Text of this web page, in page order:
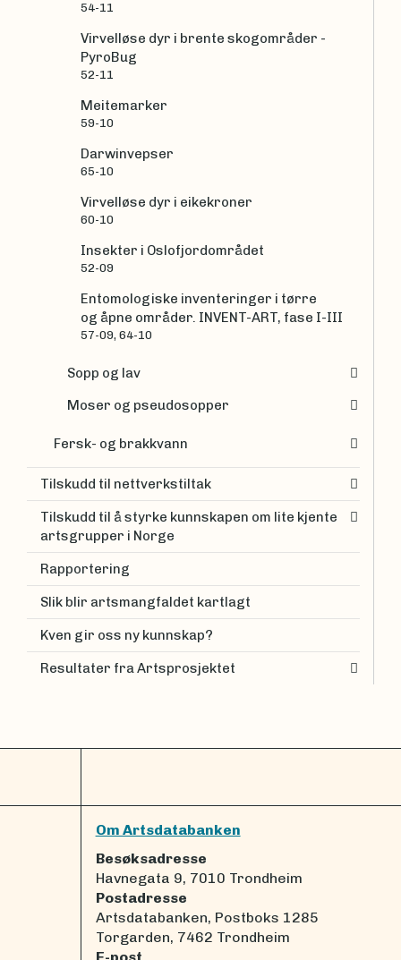
54-11
Virvelløse dyr i brente skogområder -
PyroBug
52-11
Meitemarker
59-10
Darwinvepser
65-10
Virvelløse dyr i eikekroner
60-10
Insekter i Oslofjordområdet
52-09
Entomologiske inventeringer i tørre
og åpne områder. INVENT-ART, fase I-III
57-09, 64-10
Sopp og lav
Moser og pseudosopper
Fersk- og brakkvann
Tilskudd til nettverkstiltak
Tilskudd til å styrke kunnskapen om lite kjente
artsgrupper i Norge
Rapportering
Slik blir artsmangfaldet kartlagt
Kven gir oss ny kunnskap?
Resultater fra Artsprosjektet
Om Artsdatabanken
Besøksadresse
Havnegata 9, 7010 Trondheim
Postadresse
Artsdatabanken, Postboks 1285
Torgarden, 7462 Trondheim